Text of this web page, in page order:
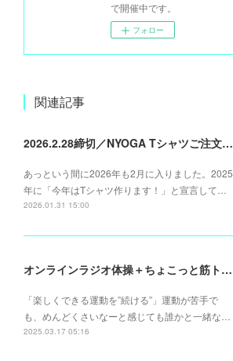
で開催中です。
フォロー
関連記事
2026.2.28締切／NYOGA Tシャツご注文承ります
あっという間に2026年も2月に入りました。2025
年に「今年はTシャツ作ります！」と宣言して…
2026.01.31 15:00
オンラインラジオ体操＋ちょこっと筋トレ (月)(水)(金)6:15～
「楽しくできる運動を”続ける”」運動が苦手で
も、めんどくさいなーと感じても誰かと一緒な…
2025.03.17 05:16